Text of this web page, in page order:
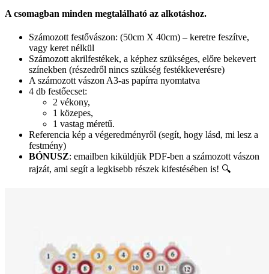
A csomagban minden megtalálható az alkotáshoz.
Számozott festővászon: (50cm X 40cm) – keretre feszítve,
vagy keret nélkül
Számozott akrilfestékek, a képhez szükséges, előre bekevert
színekben (részedről nincs szükség festékkeverésre)
A számozott vászon A3-as papírra nyomtatva
4 db festőecset:
2 vékony,
1 közepes,
1 vastag méretű.
Referencia kép a végeredményről (segít, hogy lásd, mi lesz a
festmény)
BÓNUSZ: emailben kiküldjük PDF-ben a számozott vászon
rajzát, ami segít a legkisebb részek kifestésében is! 🔍